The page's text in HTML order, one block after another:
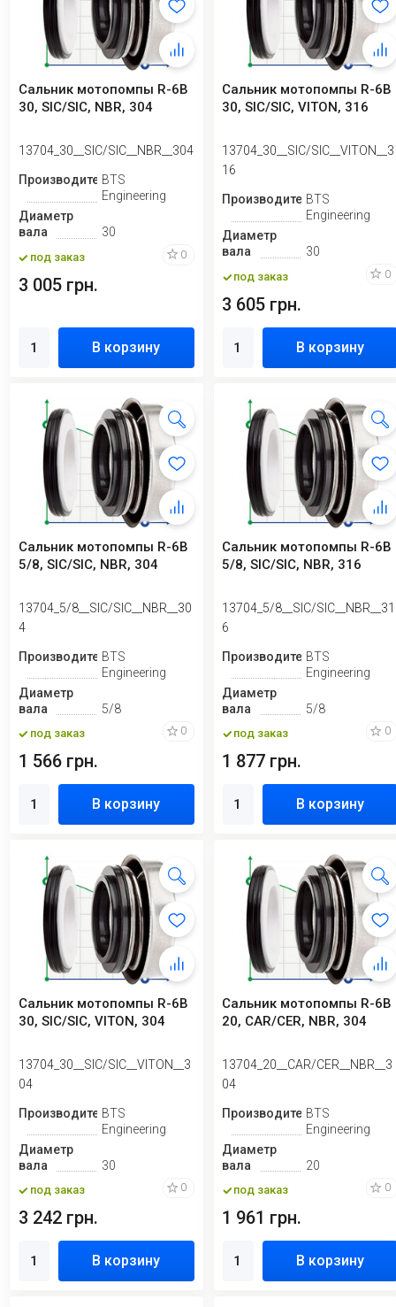
Сальник мотопомпы R-6B
30, SIC/SIC, NBR, 304
13704_30__SIC/SIC__NBR__304
ПроизводительBTS
Engineering
Диаметр
вала
30
под заказ 0
3 005 грн.
В корзину
Сальник мотопомпы R-6B
30, SIC/SIC, VITON, 316
13704_30__SIC/SIC__VITON__3
16
ПроизводительBTS
Engineering
Диаметр
вала
30
под заказ 0
3 605 грн.
В корзину
Сальник мотопомпы R-6B
5/8, SIC/SIC, NBR, 304
13704_5/8__SIC/SIC__NBR__30
4
ПроизводительBTS
Engineering
Диаметр
вала
5/8
под заказ 0
1 566 грн.
В корзину
Сальник мотопомпы R-6B
5/8, SIC/SIC, NBR, 316
13704_5/8__SIC/SIC__NBR__31
6
ПроизводительBTS
Engineering
Диаметр
вала
5/8
под заказ 0
1 877 грн.
В корзину
Сальник мотопомпы R-6B
30, SIC/SIC, VITON, 304
13704_30__SIC/SIC__VITON__3
04
ПроизводительBTS
Engineering
Диаметр
вала
30
под заказ 0
3 242 грн.
В корзину
Сальник мотопомпы R-6B
20, CAR/CER, NBR, 304
13704_20__CAR/CER__NBR__3
04
ПроизводительBTS
Engineering
Диаметр
вала
20
под заказ 0
1 961 грн.
В корзину